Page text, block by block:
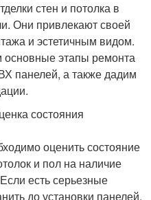
стен и потолка в
Они привлекают своей
и эстетичным видом.
основные этапы ремонта
панелей, а также дадим
состояния
оценить состояние
и пол на наличие
есть серьезные
до установки панелей.